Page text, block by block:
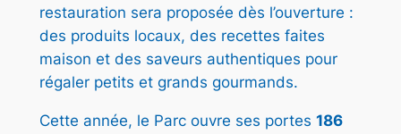
restauration sera proposée dès l’ouverture :
des produits locaux, des recettes faites
maison et des saveurs authentiques pour
régaler petits et grands gourmands.
Cette année, le Parc ouvre ses portes 186